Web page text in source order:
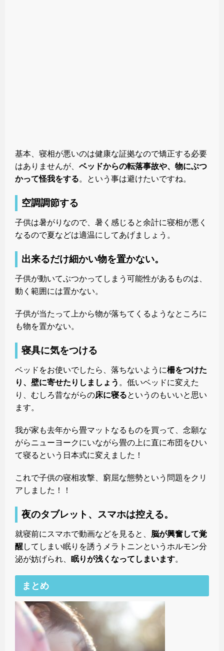
基本、寝相が悪いのは健康な証拠なので矯正する必要
はありませんが、 ベッドからの転落事故や、物にぶつ
かって怪我をする。という事は避けたいですね。
空調調節する
子供は暑がりなので、暑く感じると余計に寝相が悪く
なるので夏などは適温にしてあげましょう。
出来るだけ細かい物を置かない。
子供が動いてぶつかってしまう可能性があるものは、
動く範囲には置かない。
子供が当たって上から物が落ちてくるようなところに
も物を置かない。
寝具に気をつける
ベッドをお使いでしたら、落ちないように柵をつけた
り、壁に寄せたりしましょう 。低いベッドに変えた
り、むしろ昔ながらの床に寝るというのもいいと思い
ます。
我が家も去年から畳マットなるものを買って、念願な
がらニューヨークにいながら畳の上に直に布団をひい
て寝るという日本式に変えました！
これで子供の寝相攻撃、窮屈な態勢という問題をクリ
アしました！！
夜のタブレット、スマホは控える。
就寝前にスマホで動画などを見ると、 脳が興奮して覚
醒してしまい眠りを誘うメラトニンというホルモン分
泌が妨げられ、 眠りが浅くなってしまいます。
まとめ